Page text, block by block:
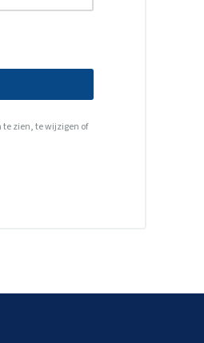
zien, te wijzigen of